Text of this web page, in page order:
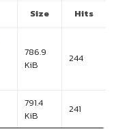
Size
Hits
786.9
KiB
244
791.4
KiB
241